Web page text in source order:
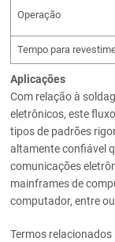
Operação
Tempo para
Aplicações
Com relação à
eletrônicos, este
tipos de padrões
altamente confiável
comunicações
mainframes de
computador, entre
Termos relacionados